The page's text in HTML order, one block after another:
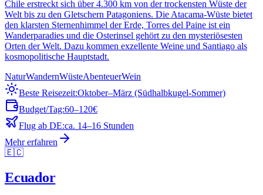
Chile erstreckt sich über 4.300 km von der trockensten Wüste der
Welt bis zu den Gletschern Patagoniens. Die Atacama-Wüste bietet
den klarsten Sternenhimmel der Erde, Torres del Paine ist ein
Wanderparadies und die Osterinsel gehört zu den mysteriösesten
Orten der Welt. Dazu kommen exzellente Weine und Santiago als
kosmopolitische Hauptstadt.
NaturWandernWüsteAbenteuerWein
Beste Reisezeit:Oktober–März (Südhalbkugel-Sommer)
Budget/Tag:60–120€
Flug ab DE:ca. 14–16 Stunden
Mehr erfahren
🇪🇨
Ecuador